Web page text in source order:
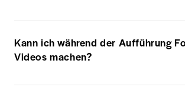
Kann ich während der Aufführung
Videos machen?